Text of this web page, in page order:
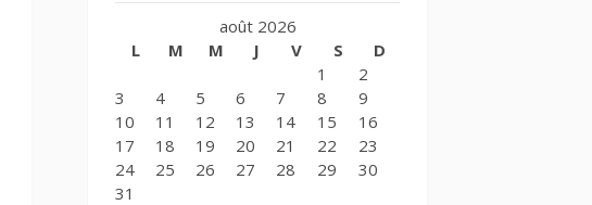
août 2026
L
M M J V S
D
1
2
3
4 5 6 7 8
9
10
11 12 13 14 15
16
17
18 19 20 21 22
23
24
25 26 27 28 29
30
31